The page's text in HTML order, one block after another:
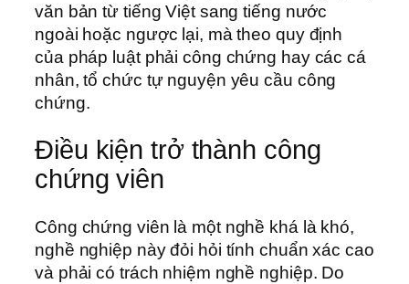
văn bản từ tiếng Việt sang tiếng nước
ngoài hoặc ngược lại, mà theo quy định
của pháp luật phải công chứng hay các cá
nhân, tổ chức tự nguyện yêu cầu công
chứng.
Điều kiện trở thành công
chứng viên
Công chứng viên là một nghề khá là khó,
nghề nghiệp này đỏi hỏi tính chuẩn xác cao
và phải có trách nhiệm nghề nghiệp. Do